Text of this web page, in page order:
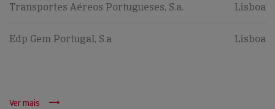
Transportes Aéreos Portugueses, S.a. Lisboa
Edp Gem Portugal, S.a Lisboa
Ver mais